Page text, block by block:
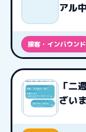
アル
接客・インバウンド
「二
ざい